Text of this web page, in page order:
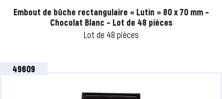
Embout de bûche rectangulaire « Lutin » 80 x 70 mm –
Chocolat Blanc – Lot de 48 pièces
Lot de 48 pièces
49609